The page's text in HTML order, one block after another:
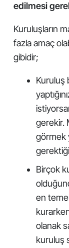
edilmesi
Kuruluşların
fazla amaç
gibidir;
Kuruluş
gerekir.
görmek
Birçok
en
olanak
kuruluş